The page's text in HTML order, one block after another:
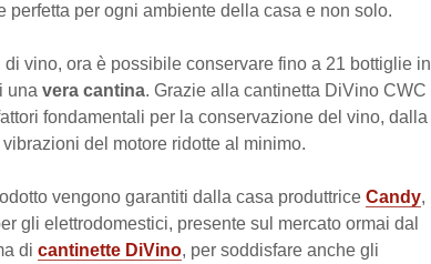
perfetta per ogni ambiente della casa e non solo.
vino, ora è possibile conservare fino a 21 bottiglie in
una vera cantina. Grazie alla cantinetta DiVino CWC
fondamentali per la conservazione del vino, dalla
del motore ridotte al minimo.
vengono garantiti dalla casa produttrice Candy,
gli elettrodomestici, presente sul mercato ormai dal
di cantinette DiVino, per soddisfare anche gli